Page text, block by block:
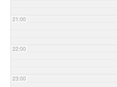
21:00
22:00
23:00